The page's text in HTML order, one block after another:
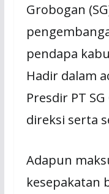
Grobogan
pendapa
Hadir dalam
Presdir PT
direksi serta
Adapun
kesepakatan